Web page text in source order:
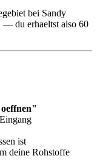
bei Sandy
— du erhaeltst also 60
ist
deine Rohstoffe